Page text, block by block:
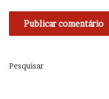
Pesquisar